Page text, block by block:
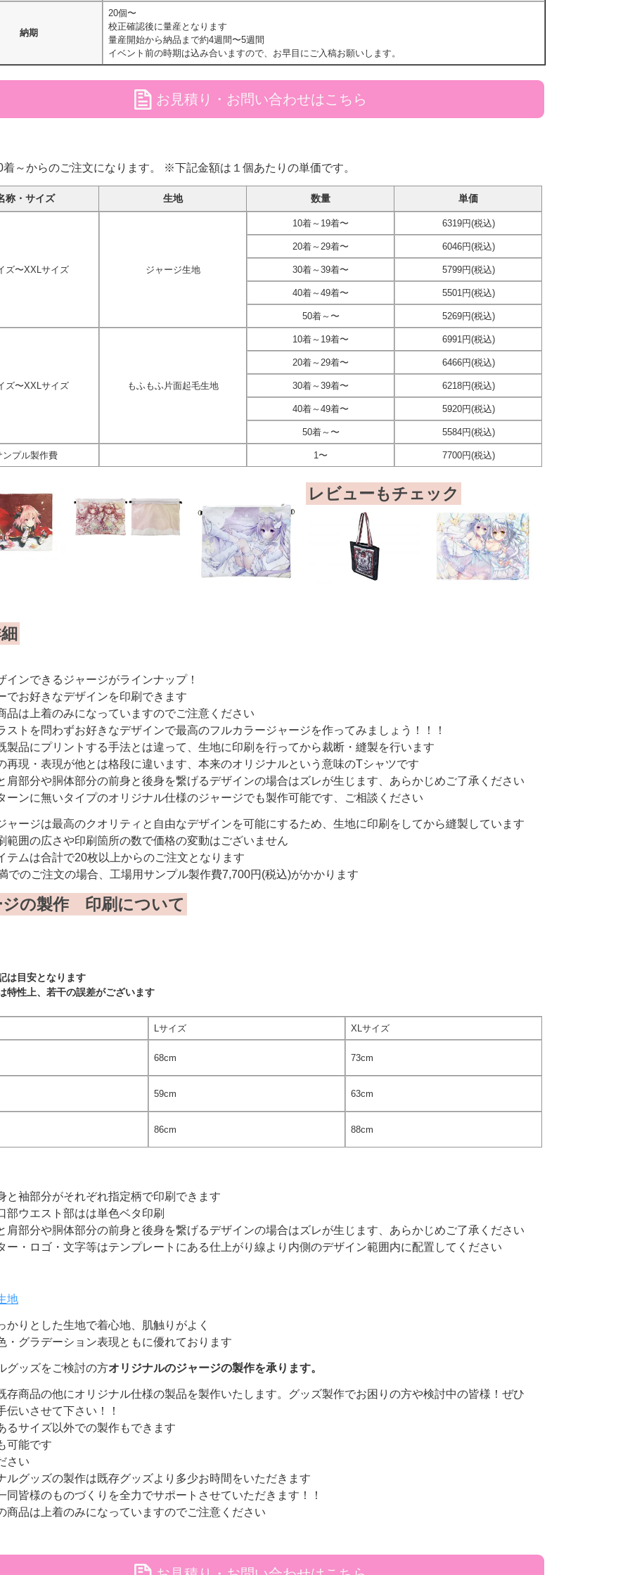
納期
20個〜
校正確認後に量産となります
量産開始から納品まで約4週間〜5週間
イベント前の時期は込み合いますので、お早目にご入稿お願いします。
file お見積り・お問い合わせはこちら
～からのご注文になります。 ※下記金額は１個あたりの単価です。
称・サイズ 生地 数量 単価
ズ〜XXLサイズ ジャージ生地
10着～19着〜 6319円(税込)
20着～29着〜 6046円(税込)
30着～39着〜 5799円(税込)
40着～49着〜 5501円(税込)
50着～〜 5269円(税込)
ズ〜XXLサイズ もふもふ片面起毛生地
10着～19着〜 6991円(税込)
20着～29着〜 6466円(税込)
30着～39着〜 6218円(税込)
40着～49着〜 5920円(税込)
50着～〜 5584円(税込)
ンプル製作費 1〜 7700円(税込)
レビューもチェック
インできるジャージがラインナップ！
でお好きなデザインを印刷できます
品は上着のみになっていますのでご注意ください
ストを問わずお好きなデザインで最高のフルカラージャージを作ってみましょう！！！
製品にプリントする手法とは違って、生地に印刷を行ってから裁断・縫製を行います
再現・表現が他とは格段に違います、本来のオリジナルという意味のTシャツです
肩部分や胴体部分の前身と後身を繋げるデザインの場合はズレが生じます、あらかじめご了承ください
ーンに無いタイプのオリジナル仕様のジャージでも製作可能です、ご相談ください
ージは最高のクオリティと自由なデザインを可能にするため、生地に印刷をしてから縫製しています
範囲の広さや印刷箇所の数で価格の変動はございません
ムは合計で20枚以上からのご注文となります
でのご注文の場合、工場用サンプル製作費7,700円(税込)がかかります
ジの製作 印刷について
は目安となります
特性上、若干の誤差がございます
Lサイズ XLサイズ
68cm 73cm
59cm 63cm
86cm 88cm
と袖部分がそれぞれ指定柄で印刷できます
部ウエスト部はは単色ベタ印刷
肩部分や胴体部分の前身と後身を繋げるデザインの場合はズレが生じます、あらかじめご了承ください
ー・ロゴ・文字等はテンプレートにある仕上がり線より内側のデザイン範囲内に配置してください
地
かりとした生地で着心地、肌触りがよく
・グラデーション表現ともに優れております
グッズをご検討の方オリジナルのジャージの製作を承ります。
存商品の他にオリジナル仕様の製品を製作いたします。グッズ製作でお困りの方や検討中の皆様！ぜひ
伝いさせて下さい！！
るサイズ以外での製作もできます
可能です
さい
グッズの製作は既存グッズより多少お時間をいただきます
同皆様のものづくりを全力でサポートさせていただきます！！
品は上着のみになっていますのでご注意ください